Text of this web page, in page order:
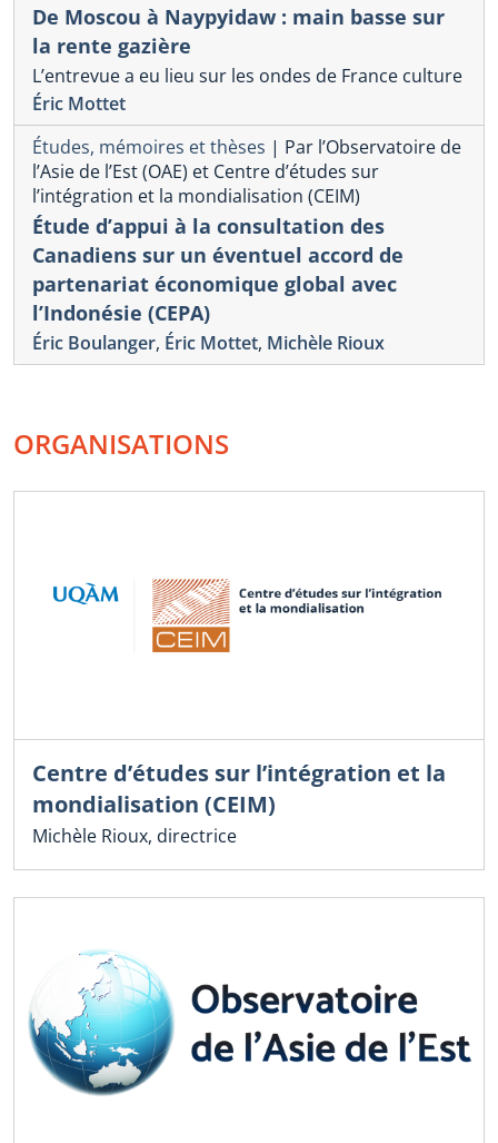
De Moscou à Naypyidaw : main basse sur
la rente gazière
L’entrevue a eu lieu sur les ondes de France culture
Éric Mottet
Études, mémoires et thèses | Par l’Observatoire de
l’Asie de l’Est (OAE) et Centre d’études sur
l’intégration et la mondialisation (CEIM)
Étude d’appui à la consultation des
Canadiens sur un éventuel accord de
partenariat économique global avec
l’Indonésie (CEPA)
Éric Boulanger, Éric Mottet, Michèle Rioux
ORGANISATIONS
Centre d’études sur l’intégration et la
mondialisation (CEIM)
Michèle Rioux, directrice